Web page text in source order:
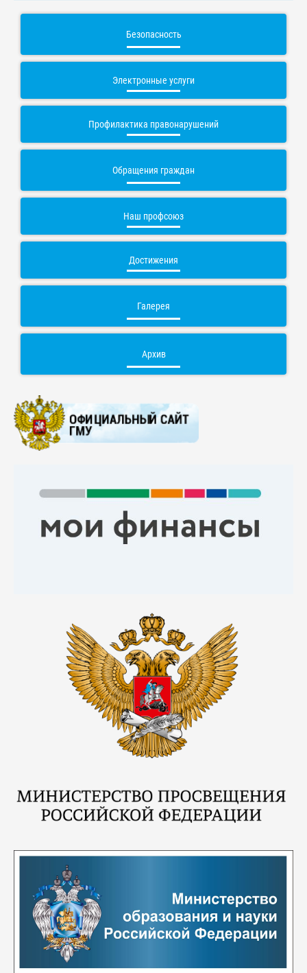
Безопасность
Электронные услуги
Профилактика правонарушений
Обращения граждан
Наш профсоюз
Достижения
Галерея
Архив